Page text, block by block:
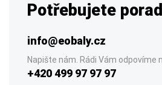
Potřebujete
info@eobaly.cz
Napište nám. Rádi Vám odpovíme
+420 499 97 97 97